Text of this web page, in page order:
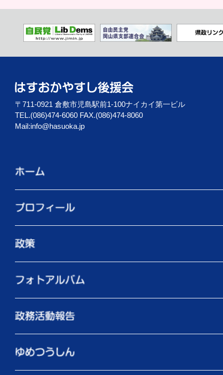
〒711-0921 倉敷市児島駅前1-100ナイカイ第一ビル
TEL.(086)474-6060 FAX.(086)474-8060
Mail:info@hasuoka.jp